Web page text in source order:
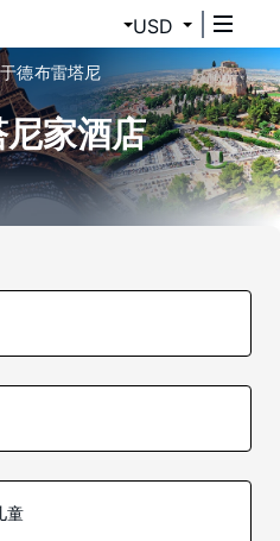
USD
德布雷塔尼
家酒店
童